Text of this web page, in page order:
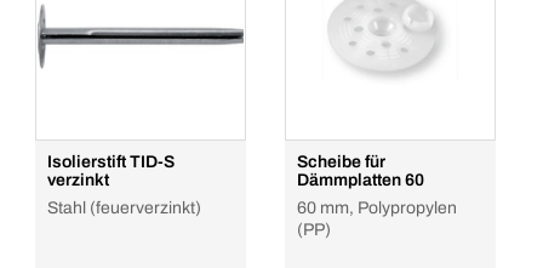
Isolierstift TID-S
verzinkt
Stahl (feuerverzinkt)
Scheibe für
Dämmplatten 60
60 mm, Polypropylen
(PP)